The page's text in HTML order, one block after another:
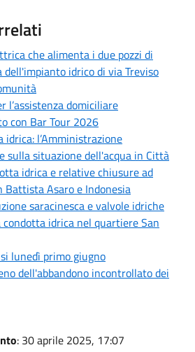
che alimenta i due pozzi di
dell'impianto idrico di via Treviso
l’assistenza domiciliare
con Bar Tour 2026
idrica: l’Amministrazione
sulla situazione dell'acqua in Città
idrica e relative chiusure ad
Battista Asaro e Indonesia
saracinesca e valvole idriche
idrica nel quartiere San
lunedì primo giugno
dell'abbandono incontrollato dei
: 30 aprile 2025, 17:07